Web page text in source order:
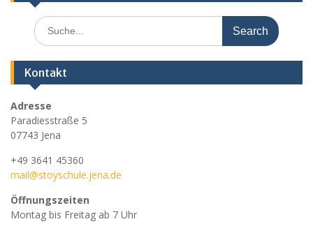
Search
for:
Kontakt
Adresse
Paradiesstraße 5
07743 Jena
+49 3641 45360
mail@stoyschule.jena.de
Öffnungszeiten
Montag bis Freitag ab 7 Uhr